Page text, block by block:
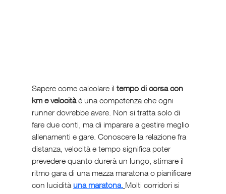
Sapere come calcolare il tempo di corsa con
km e velocità è una competenza che ogni
runner dovrebbe avere. Non si tratta solo di
fare due conti, ma di imparare a gestire meglio
allenamenti e gare. Conoscere la relazione fra
distanza, velocità e tempo significa poter
prevedere quanto durerà un lungo, stimare il
ritmo gara di una mezza maratona o pianificare
con lucidità una maratona. Molti corridori si